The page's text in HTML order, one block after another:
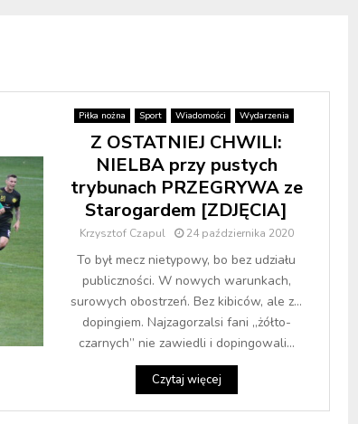
Piłka nożna Sport Wiadomości Wydarzenia
Z OSTATNIEJ CHWILI:
NIELBA przy pustych
trybunach PRZEGRYWA ze
Starogardem [ZDJĘCIA]
Krzysztof Czapul 24 października 2020
To był mecz nietypowy, bo bez udziału
publiczności. W nowych warunkach,
surowych obostrzeń. Bez kibiców, ale z…
dopingiem. Najzagorzalsi fani „żółto-
czarnych” nie zawiedli i dopingowali...
Czytaj więcej